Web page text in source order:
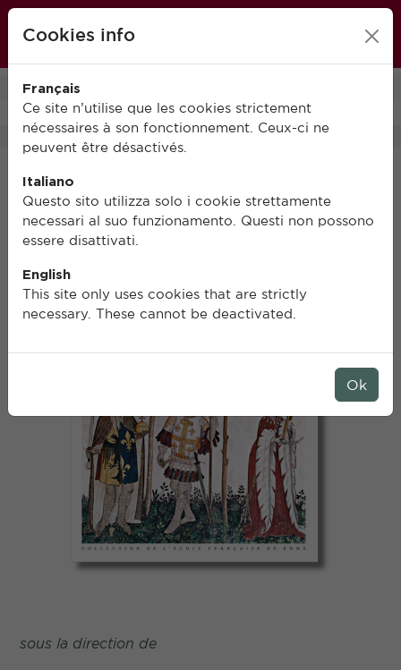
sous la direction de
Cookies info
Français
Ce site n’utilise que les cookies strictement
nécessaires à son fonctionnement. Ceux-ci ne
peuvent être désactivés.
Italiano
Questo sito utilizza solo i cookie strettamente
necessari al suo funzionamento. Questi non possono
essere disattivati.
English
This site only uses cookies that are strictly
necessary. These cannot be deactivated.
Ok